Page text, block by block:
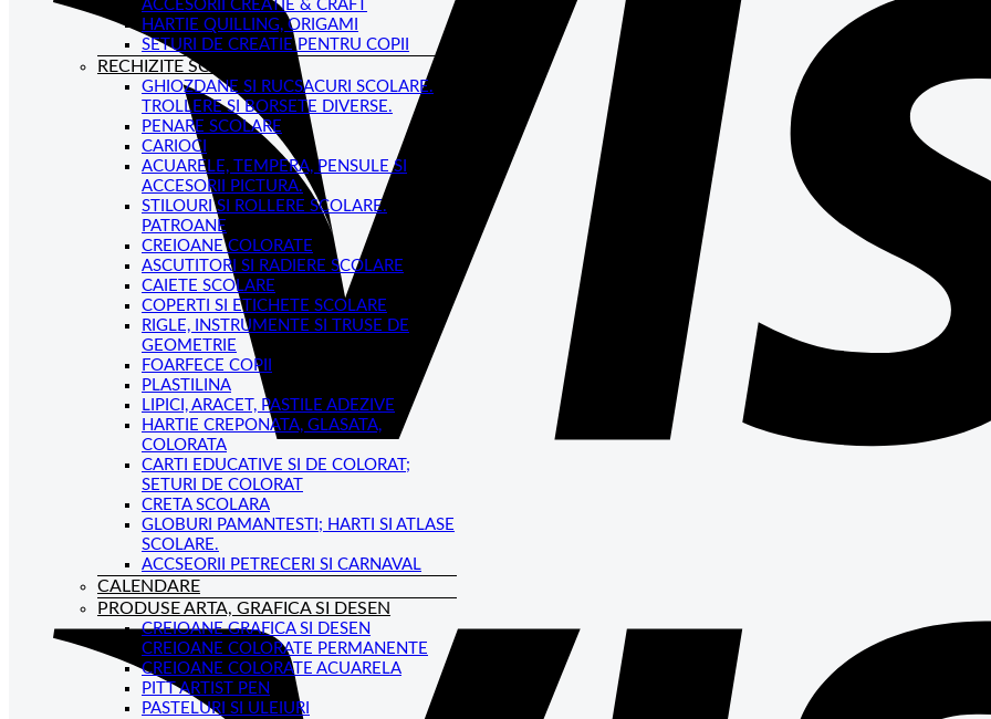
ACCESORII CREATIE & CRAFT
HARTIE QUILLING, ORIGAMI
SETURI DE CREATIE PENTRU COPII
RECHIZITE SCOLARE
GHIOZDANE SI RUCSACURI SCOLARE.
TROLLERE SI BORSETE DIVERSE.
PENARE SCOLARE
CARIOCI
ACUARELE, TEMPERA, PENSULE SI
ACCESORII PICTURA.
STILOURI SI ROLLERE SCOLARE.
PATROANE
CREIOANE COLORATE
ASCUTITORI SI RADIERE SCOLARE
CAIETE SCOLARE
COPERTI SI ETICHETE SCOLARE
RIGLE, INSTRUMENTE SI TRUSE DE
GEOMETRIE
FOARFECE COPII
PLASTILINA
LIPICI, ARACET, PASTILE ADEZIVE
HARTIE CREPONATA, GLASATA,
COLORATA
CARTI EDUCATIVE SI DE COLORAT;
SETURI DE COLORAT
CRETA SCOLARA
GLOBURI PAMANTESTI; HARTI SI ATLASE
SCOLARE.
ACCSEORII PETRECERI SI CARNAVAL
CALENDARE
PRODUSE ARTA, GRAFICA SI DESEN
CREIOANE GRAFICA SI DESEN
CREIOANE COLORATE PERMANENTE
CREIOANE COLORATE ACUARELA
PITT ARTIST PEN
PASTELURI SI ULEIURI